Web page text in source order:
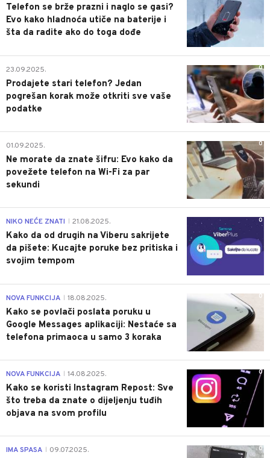
Telefon se brže prazni i naglo se gasi?
Evo kako hladnoća utiče na baterije i
šta da radite ako do toga dođe
0
23.09.2025.
Prodajete stari telefon? Jedan
pogrešan korak može otkriti sve vaše
podatke
0
01.09.2025.
Ne morate da znate šifru: Evo kako da
povežete telefon na Wi-Fi za par
sekundi
0
NIKO NEĆE ZNATI 21.08.2025.
Kako da od drugih na Viberu sakrijete
da pišete: Kucajte poruke bez pritiska i
svojim tempom
0
NOVA FUNKCIJA 18.08.2025.
Kako se povlači poslata poruku u
Google Messages aplikaciji: Nestaće sa
telefona primaoca u samo 3 koraka
0
NOVA FUNKCIJA 14.08.2025.
Kako se koristi Instagram Repost: Sve
što treba da znate o dijeljenju tuđih
objava na svom profilu
0
IMA SPASA 09.07.2025.